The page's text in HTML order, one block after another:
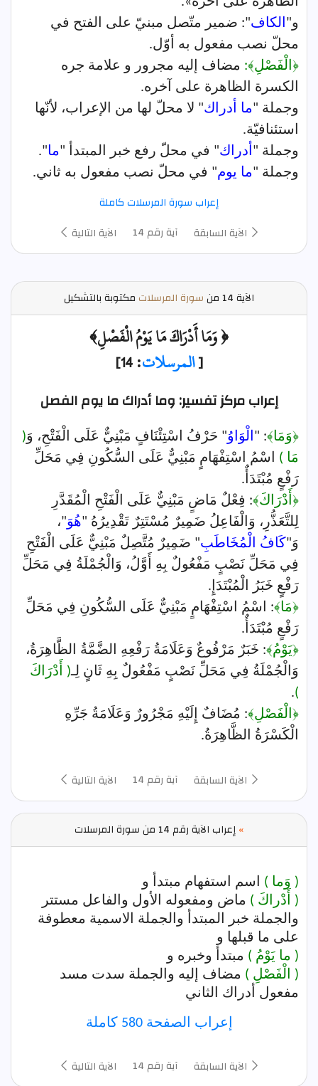
و"الكاف": ضمير متّصل مبنيّ على الفتح في
محلّ نصب مفعول به أوّل.
﴿الْفَصْلِ﴾: مضاف إليه مجرور و علامة جره
الكسرة الظاهرة على آخره.
وجملة "ما أدراك" لا محلّ لها من الإعراب، لأنّها
استئنافيّة.
وجملة "أدراك" في محلّ رفع خبر المبتدأ "ما".
وجملة "ما يوم" في محلّ نصب مفعول به ثاني.
إعراب سورة المرسلات كاملة
الآية السابقة
آية رقم 14 الآية التالية
الآية سورة المرسلات مكتوبة بالتشكيل
﴿ وَمَا أَدْرَاكَ مَا يَوْمُ الْفَصْلِ﴾
[المرسلات: 14]
إعراب مركز تفسير: وما أدراك ما يوم الفصل
﴿وَمَا﴾: " الْوَاوُ" حَرْفُ اسْتِئْنَافٍ مَبْنِيٌّ عَلَى الْفَتْحِ، وَ(
مَا ) اسْمُ اسْتِفْهَامٍ مَبْنِيٌّ عَلَى السُّكُونِ فِي مَحَلِّ
رَفْعٍ مُبْتَدَأٌ.
﴿أَدْرَاكَ﴾: فِعْلٌ مَاضٍ مَبْنِيٌّ عَلَى الْفَتْحِ الْمُقَدَّرِ
لِلتَّعَذُّرِ، وَالْفَاعِلُ ضَمِيرٌ مُسْتَتِرٌ تَقْدِيرُهُ "هُوَ"،
وَ"كَافُ الْمُخَاطَبِ" ضَمِيرٌ مُتَّصِلٌ مَبْنِيٌّ عَلَى الْفَتْحِ
فِي مَحَلِّ نَصْبٍ مَفْعُولٌ بِهِ أَوَّلُ، وَالْجُمْلَةُ فِي مَحَلِّ
رَفْعٍ خَبَرُ الْمُبْتَدَإِ.
﴿مَا﴾: اسْمُ اسْتِفْهَامٍ مَبْنِيٌّ عَلَى السُّكُونِ فِي مَحَلِّ
رَفْعٍ مُبْتَدَأٌ.
﴿يَوْمُ﴾: خَبَرٌ مَرْفُوعٌ وَعَلَامَةُ رَفْعِهِ الضَّمَّةُ الظَّاهِرَةُ،
وَالْجُمْلَةُ فِي مَحَلِّ نَصْبٍ مَفْعُولٌ بِهِ ثَانٍ لِـ( أَدْرَاكَ
)
.
﴿الْفَصْلِ﴾: مُضَافٌ إِلَيْهِ مَجْرُورٌ وَعَلَامَةُ جَرِّهِ
الْكَسْرَةُ الظَّاهِرَةُ.
الآية السابقة آية رقم 14 الآية التالية
»إعراب الآية رقم 14 من سورة المرسلات
( وَما ) اسم استفهام مبتدأ و
( أَدْراكَ ) ماض ومفعوله الأول والفاعل مستتر
والجملة خبر المبتدأ والجملة الاسمية معطوفة
على ما قبلها و
( ما يَوْمُ ) مبتدأ وخبره و
( الْفَصْلِ ) مضاف إليه والجملة سدت مسد
مفعول أدراك الثاني
إعراب الصفحة 580 كاملة
الآية السابقة آية رقم 14 الآية التالية